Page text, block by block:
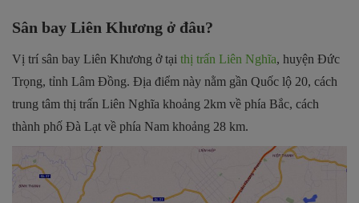
Sân bay Liên Khương ở đâu?
Vị trí sân bay Liên Khương ở tại thị trấn Liên Nghĩa, huyện Đức
Trọng, tỉnh Lâm Đồng. Địa điểm này nằm gần Quốc lộ 20, cách
trung tâm thị trấn Liên Nghĩa khoảng 2km về phía Bắc, cách
thành phố Đà Lạt về phía Nam khoảng 28 km.